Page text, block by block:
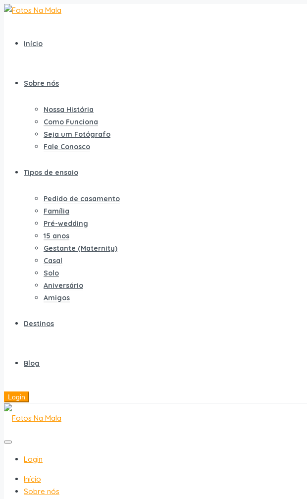
Início
Sobre nós
Nossa História
Como Funciona
Seja um Fotógrafo
Fale Conosco
Tipos de ensaio
Pedido de casamento
Família
Pré-wedding
15 anos
Gestante (Maternity)
Casal
Solo
Aniversário
Amigos
Destinos
Blog
Login
Login
Início
Sobre nós